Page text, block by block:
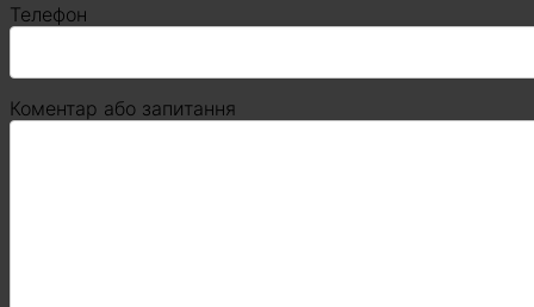
Телефон
Коментар або запитання